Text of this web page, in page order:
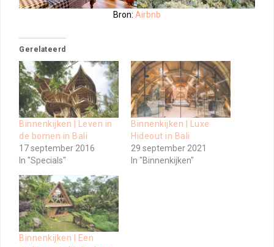
Bron: Airbnb
Gerelateerd
Binnenkijken | Leven in
de bomen in Bali
17 september 2016
In "Specials"
Binnenkijken | Luxe
Hideout in Bali
29 september 2021
In "Binnenkijken"
Binnenkijken | Een